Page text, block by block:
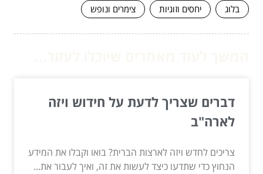
בלוג יחסים וזוגיות צימרים ונופש
דברים שצריך לדעת על חידוש ויזה
לארה"ב
צריכים לחדש ויזה לארצות הברית? בואו וקבלו את המידע
הנחוץ כדי שתדעו כיצד לעשות את זה, ואיך לעבור את...